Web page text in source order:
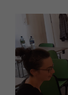
Lavorare
Dipendenze
Svizzera